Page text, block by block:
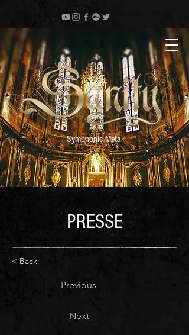
Symphonic Metal
PRESSE
< Back
Previous
Next